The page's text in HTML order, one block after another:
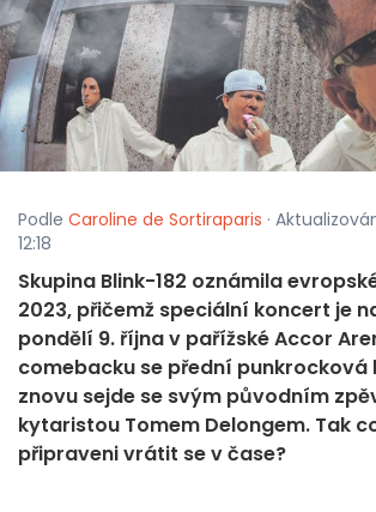
Podle Caroline de Sortiraparis ·
12:18
Skupina Blink-182 oznámila
2023, přičemž speciální koncert je
pondělí 9. října v pařížské Accor
comebacku se přední punkrocková
znovu sejde se svým původním
kytaristou Tomem Delongem. Tak
připraveni vrátit se v čase?